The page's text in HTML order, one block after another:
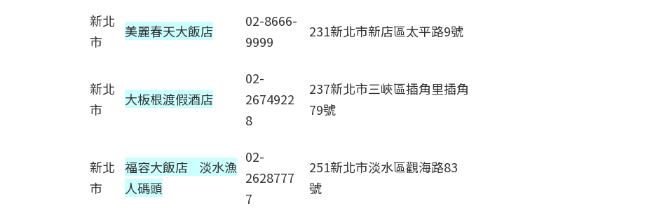
新北
市
美麗春天大飯店
02-8666-
9999
231新北市新店區太平路9號
新北
市
大板根渡假酒店
02-
2674922
8
237新北市三峽區插角里插角
79號
新北
市
福容大飯店 淡水漁
人碼頭
02-
2628777
7
251新北市淡水區觀海路83
號